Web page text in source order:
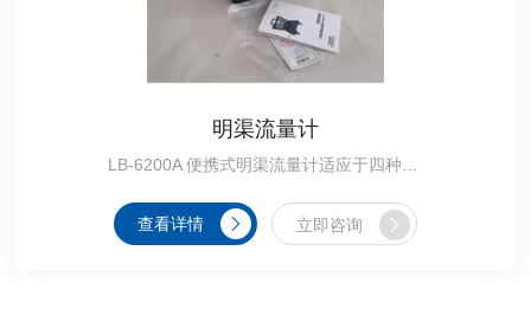
明渠流量计
查看详情 立即咨询